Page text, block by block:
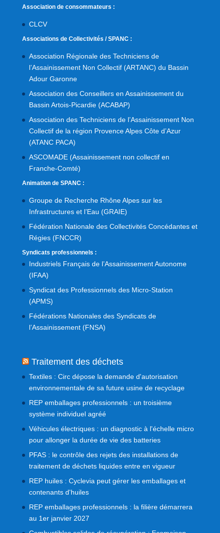
Association de consommateurs :
CLCV
Associations de Collectivités / SPANC :
Association Régionale des Techniciens de
l’Assainissement Non Collectif (ARTANC) du Bassin
Adour Garonne
Association des Conseillers en Assainissement du
Bassin Artois-Picardie (ACABAP)
Association des Techniciens de l’Assainissement Non
Collectif de la région Provence Alpes Côte d’Azur
(ATANC PACA)
ASCOMADE (Assainissement non collectif en
Franche-Comté)
Animation de SPANC :
Groupe de Recherche Rhône Alpes sur les
Infrastructures et l’Eau (GRAIE)
Fédération Nationale des Collectivités Concédantes et
Régies (FNCCR)
Syndicats professionnels :
Industriels Français de l’Assainissement Autonome
(IFAA)
Syndicat des Professionnels des Micro-Station
(APMS)
Fédérations Nationales des Syndicats de
l’Assainissement (FNSA)
Traitement des déchets
Textiles : Circ dépose la demande d'autorisation
environnementale de sa future usine de recyclage
REP emballages professionnels : un troisième
système individuel agréé
Véhicules électriques : un diagnostic à l'échelle micro
pour allonger la durée de vie des batteries
PFAS : le contrôle des rejets des installations de
traitement de déchets liquides entre en vigueur
REP huiles : Cyclevia peut gérer les emballages et
contenants d'huiles
REP emballages professionnels : la filière démarrera
au 1er janvier 2027